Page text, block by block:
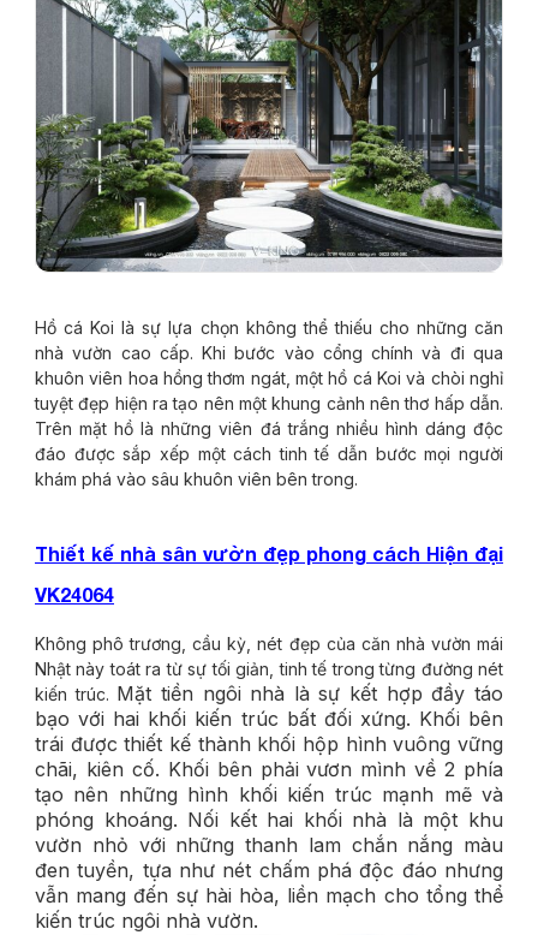
Hồ cá Koi là sự lựa chọn không thể thiếu cho những căn
nhà vườn cao cấp. Khi bước vào cổng chính và đi qua
khuôn viên hoa hồng thơm ngát, một hồ cá Koi và chòi nghỉ
tuyệt đẹp hiện ra tạo nên một khung cảnh nên thơ hấp dẫn.
Trên mặt hồ là những viên đá trắng nhiều hình dáng độc
đáo được sắp xếp một cách tinh tế dẫn bước mọi người
khám phá vào sâu khuôn viên bên trong.
Thiết kế nhà sân vườn đẹp phong cách Hiện đại
VK24064
Không phô trương, cầu kỳ, nét đẹp của căn nhà vườn mái
Nhật này toát ra từ sự tối giản, tinh tế trong từng đường nét
kiến trúc. Mặt tiền ngôi nhà là sự kết hợp đầy táo
bạo với hai khối kiến trúc bất đối xứng. Khối bên
trái được thiết kế thành khối hộp hình vuông vững
chãi, kiên cố. Khối bên phải vươn mình về 2 phía
tạo nên những hình khối kiến trúc mạnh mẽ và
phóng khoáng. Nối kết hai khối nhà là một khu
vườn nhỏ với những thanh lam chắn nắng màu
đen tuyền, tựa như nét chấm phá độc đáo nhưng
vẫn mang đến sự hài hòa, liền mạch cho tổng thể
kiến trúc ngôi nhà vườn.